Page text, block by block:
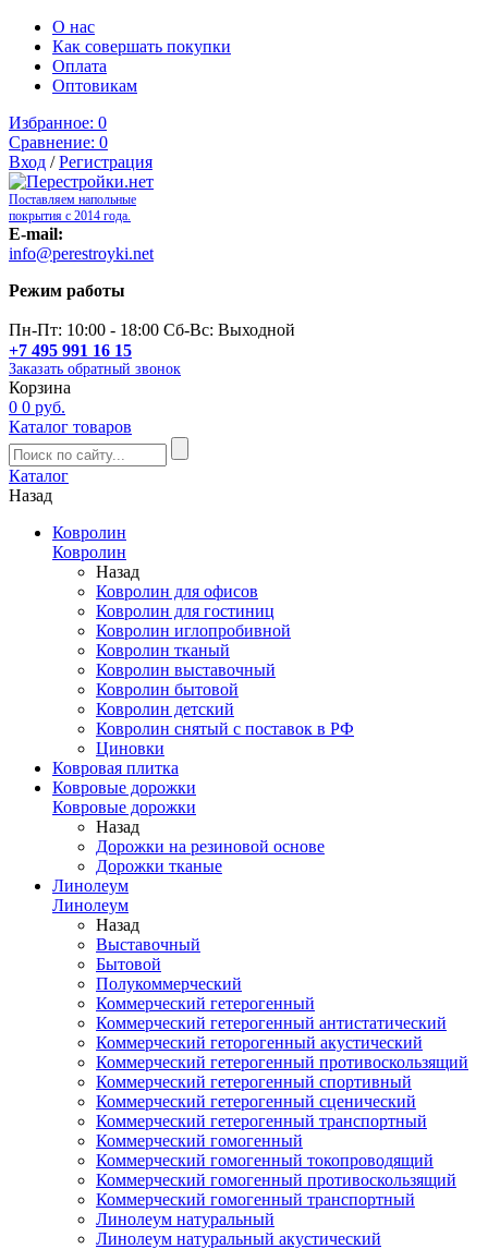
О нас
Как совершать покупки
Оплата
Оптовикам
Избранное: 0
Сравнение: 0
Вход /Регистрация
Поставляем напольные
покрытия с 2014 года.
E-mail:
info@perestroyki.net
Режим работы
Пн-Пт: 10:00 - 18:00 Сб-Вс: Выходной
+7 495 991 16 15
Заказать обратный звонок
Корзина
0 0 руб.
Каталог товаров
Каталог
Назад
Ковролин
Ковролин
Назад
Ковролин для офисов
Ковролин для гостиниц
Ковролин иглопробивной
Ковролин тканый
Ковролин выставочный
Ковролин бытовой
Ковролин детский
Ковролин снятый с поставок в РФ
Циновки
Ковровая плитка
Ковровые дорожки
Ковровые дорожки
Назад
Дорожки на резиновой основе
Дорожки тканые
Линолеум
Линолеум
Назад
Выставочный
Бытовой
Полукоммерческий
Коммерческий гетерогенный
Коммерческий гетерогенный антистатический
Коммерческий геторогенный акустический
Коммерческий гетерогенный противоскользящий
Коммерческий гетерогенный спортивный
Коммерческий гетерогенный сценический
Коммерческий гетерогенный транспортный
Коммерческий гомогенный
Коммерческий гомогенный токопроводящий
Коммерческий гомогенный противоскользящий
Коммерческий гомогенный транспортный
Линолеум натуральный
Линолеум натуральный акустический